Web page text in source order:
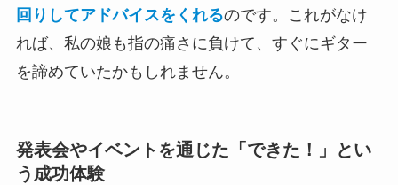
回りしてアドバイスをくれるのです。これがなけ
れば、私の娘も指の痛さに負けて、すぐにギター
を諦めていたかもしれません。
発表会やイベントを通じた「できた！」とい
う成功体験